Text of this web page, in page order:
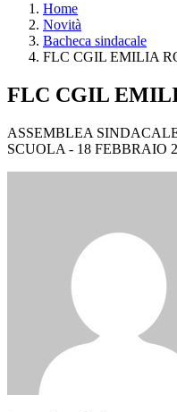
Home
Novità
Bacheca sindacale
FLC CGIL EMILIA
FLC CGIL
ASSEMBLEA
SCUOLA - 18 FEBBRAIO